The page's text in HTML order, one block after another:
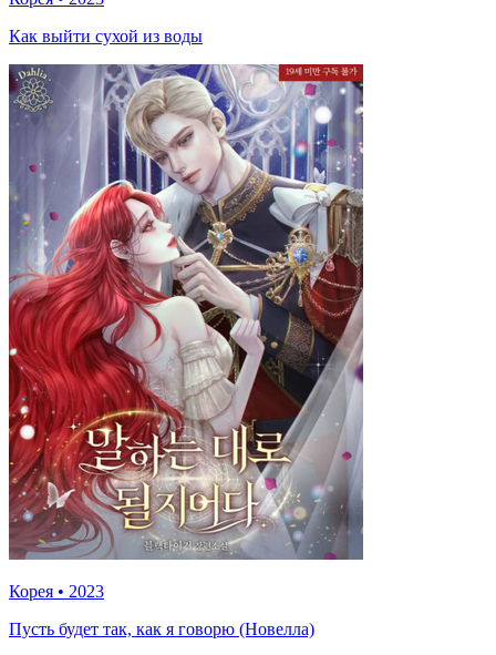
Как выйти сухой из воды
Корея • 2023
Пусть будет так, как я говорю (Новелла)